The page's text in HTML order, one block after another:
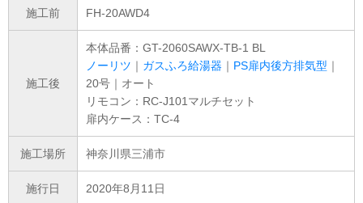
施工前 FH-20AWD4
施工後
本体品番：GT-2060SAWX-TB-1 BL
ノーリツ ｜ ガスふろ給湯器 ｜ PS扉内後方排気型 ｜
20号｜オート
リモコン：RC-J101マルチセット
扉内ケース：TC-4
施工場所 神奈川県三浦市
施行日 2020年8月11日